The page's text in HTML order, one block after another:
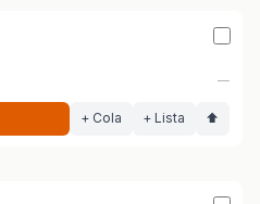
—
+ Cola + Lista ⬆